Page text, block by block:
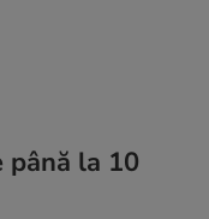
până la 10